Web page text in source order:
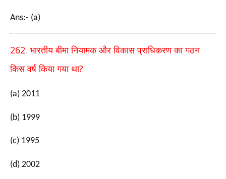
Ans:- (a)
262. भारतीय बीमा नियामक और विकास प्राधिकरण का गठन
किस वर्ष किया गया था?
(a) 2011
(b) 1999
(c) 1995
(d) 2002